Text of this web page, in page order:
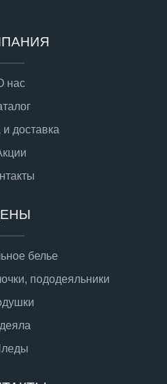
нас
доставка
белье
пододеяльники